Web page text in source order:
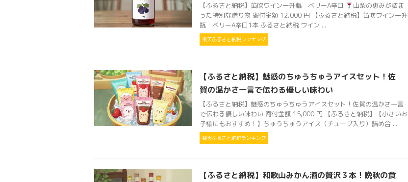
【ふるさと納税】笛吹ワイン一升瓶 ベリーA辛口
山梨の恵みが詰ま
った特別な贈り物 寄付金額 12,000 円 【ふるさと納税】笛吹ワイン一升
瓶 ベリーA辛口1本 ふるさと納税 ワイン ...
楽天ふるさと納税ランキング
【ふるさと納税】魅惑のちゅうちゅうアイスセット！佐
賀の温かさ一言で伝わる優しい味わい
【ふるさと納税】魅惑のちゅうちゅうアイスセット！佐賀の温かさ一言
で伝わる優しい味わい 寄付金額 15,000 円 【ふるさと納税】【小さいお
子様にもおすすめ！】ちゅうちゅうアイス（チューブ入り）詰め合 ...
楽天ふるさと納税ランキング
【ふるさと納税】和歌山みかん酒の贅沢３本！晩秋の食